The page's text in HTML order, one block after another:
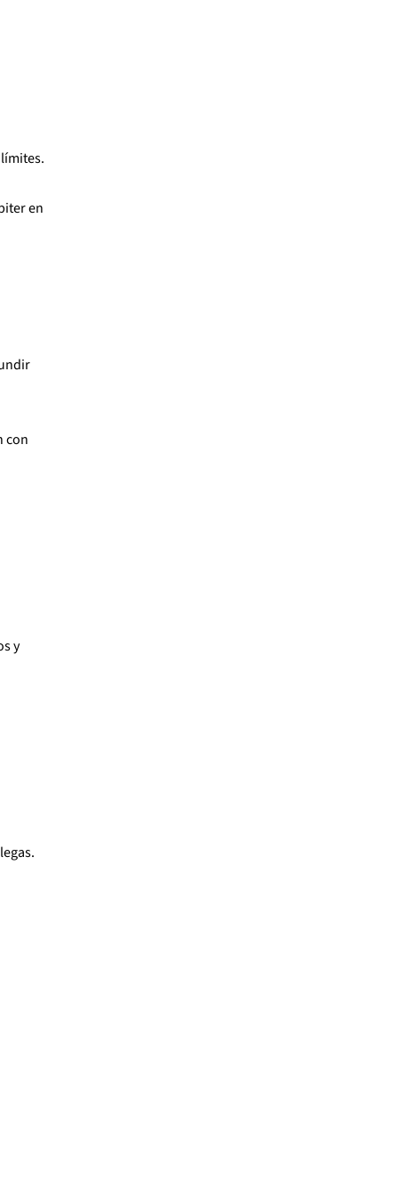
en
con
y